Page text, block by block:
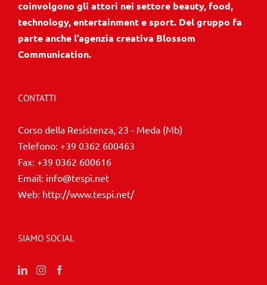
coinvolgono gli attori nei settore beauty, food,
technology, entertainment e sport. Del gruppo fa
parte anche l’agenzia creativa Blossom
Communication.
CONTATTI
Corso della Resistenza, 23 - Meda (Mb)
Telefono: +39 0362 600463
Fax: +39 0362 600616
Email: info@tespi.net
Web: http://www.tespi.net/
SIAMO SOCIAL